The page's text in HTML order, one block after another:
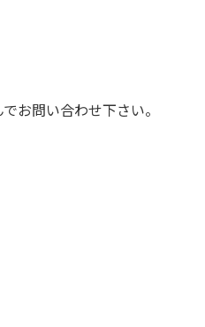
お問い合わせ下さい。